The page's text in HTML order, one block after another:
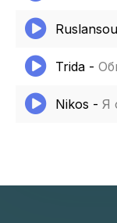
Trida -
Nikos - Я